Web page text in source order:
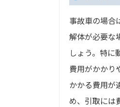
事故車の場合
解体が必要な
しょう。特に
費用がかかり
かかる費用が
め、引取には